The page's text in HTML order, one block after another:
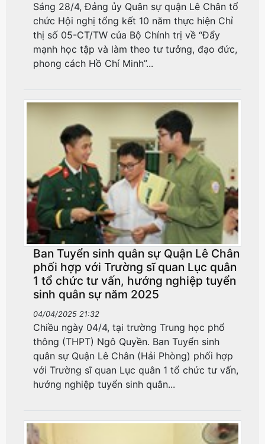
Sáng 28/4, Đảng ủy Quân sự quận Lê Chân tổ
chức Hội nghị tổng kết 10 năm thực hiện Chỉ
thị số 05-CT/TW của Bộ Chính trị về “Đẩy
mạnh học tập và làm theo tư tưởng, đạo đức,
phong cách Hồ Chí Minh”...
Ban Tuyển sinh quân sự Quận Lê Chân
phối hợp với Trường sĩ quan Lục quân
1 tổ chức tư vấn, hướng nghiệp tuyển
sinh quân sự năm 2025
04/04/2025 21:32
Chiều ngày 04/4, tại trường Trung học phổ
thông (THPT) Ngô Quyền. Ban Tuyển sinh
quân sự Quận Lê Chân (Hải Phòng) phối hợp
với Trường sĩ quan Lục quân 1 tổ chức tư vấn,
hướng nghiệp tuyển sinh quân...